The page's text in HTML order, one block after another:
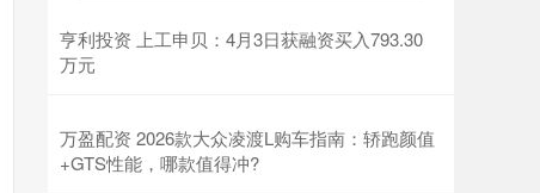
亨利投资 上工申贝：4月3日获融资买入793.30
万元
万盈配资 2026款大众凌渡L购车指南：轿跑颜值
+GTS性能，哪款值得冲?